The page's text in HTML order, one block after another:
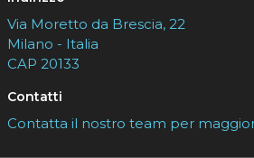
Via Moretto da Brescia, 22
Milano - Italia
CAP 20133
Contatti
Contatta il nostro team per